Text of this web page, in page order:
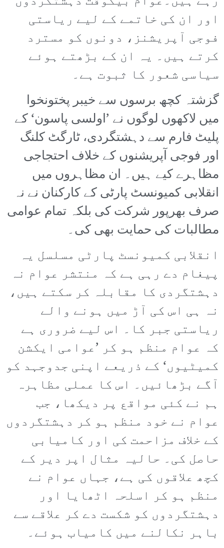
اور ان کی خاتمے کے لیے ریاستی
فوجی آپریشنز، دونوں کو مسترد
کرتے ہیں۔ یہ ان کے بڑھتے ہوئے
سیاسی شعور کا ثبوت ہے۔
گزشتہ کچھ برسوں سے خیبر پختونخوا
میں لاکھوں لوگوں نے ’اولسی پاسون‘ کے
پلیٹ فارم سے دہشتگردی، ٹارگٹ کلنگ
اور فوجی آپریشنوں کے خلاف احتجاجی
مظاہرے کیے ہیں۔ ان مظاہروں میں
انقلابی کمیونسٹ پارٹی کے کارکنان نے نہ
صرف بھرپور شرکت کی بلکہ تمام عوامی
مطالبات کی حمایت بھی کی۔
انقلابی کمیونسٹ پارٹی مسلسل یہ
پیغام دے رہی ہے کہ منتشر عوام نہ
دہشتگردی کا مقابلہ کر سکتے ہیں،
نہ ہی اس کی آڑ میں ہونے والے
ریاستی جبر کا۔ اس لیے ضروری ہے
کہ عوام منظم ہو کر ’عوامی ایکشن
کمیٹیوں‘ کے ذریعے اپنی جدوجہد کو
آگے بڑھائیں۔ اس کا عملی مظاہرہ
ہم نے کئی مواقع پر دیکھا، جب
عوام نے خود منظم ہو کر دہشتگردوں
کے خلاف مزاحمت کی اور کامیابی
حاصل کی۔ حالیہ مثال اپر دیر کے
کچھ علاقوں کی ہے، جہاں عوام نے
منظم ہو کر اسلحہ اٹھایا اور
دہشتگردوں کو شکست دے کر علاقے سے
باہر نکالنے میں کامیاب ہوئے۔